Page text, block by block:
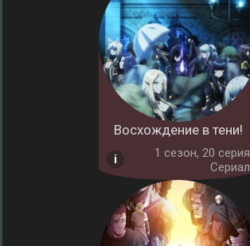
Восхождение в тени!
1 cезон, 20 серия
Сериал